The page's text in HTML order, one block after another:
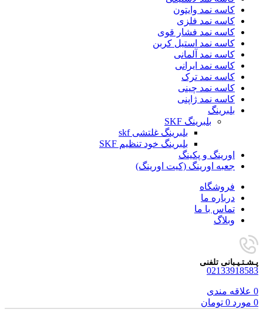
کاسه نمد وایتون
کاسه نمد فلزی
کاسه نمد فشار قوی
کاسه نمد استیل کربن
کاسه نمد آلمانی
کاسه نمد ایرانی
کاسه نمد ترک
کاسه نمد چینی
کاسه نمد ژاپنی
بلبرینگ
بلبرینگ SKF
بلبرینگ غلتشی skf
بلبرینگ خود تنظیم SKF
اورینگ و پکینگ
جعبه اورینگ (کیت اورینگ)
فروشگاه
درباره ما
تماس با ما
وبلاگ
پـشـتـیـبانی تلفنی
02133918583
0 علاقه مندی
0 مورد 0 تومان